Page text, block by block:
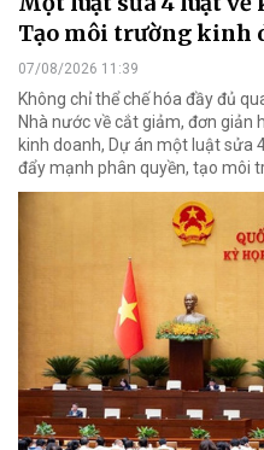
Tạo môi trường kinh
07/08/2026 11:39
Không chỉ thể chế hóa đầy đủ
Nhà nước về cắt giảm, đơn giản
kinh doanh, Dự án một luật sửa
đẩy mạnh phân quyền, tạo môi